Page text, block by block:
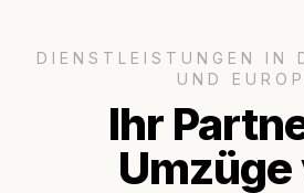
DIENSTLEISTUNGEN IN
UND
Ihr
Umzüge